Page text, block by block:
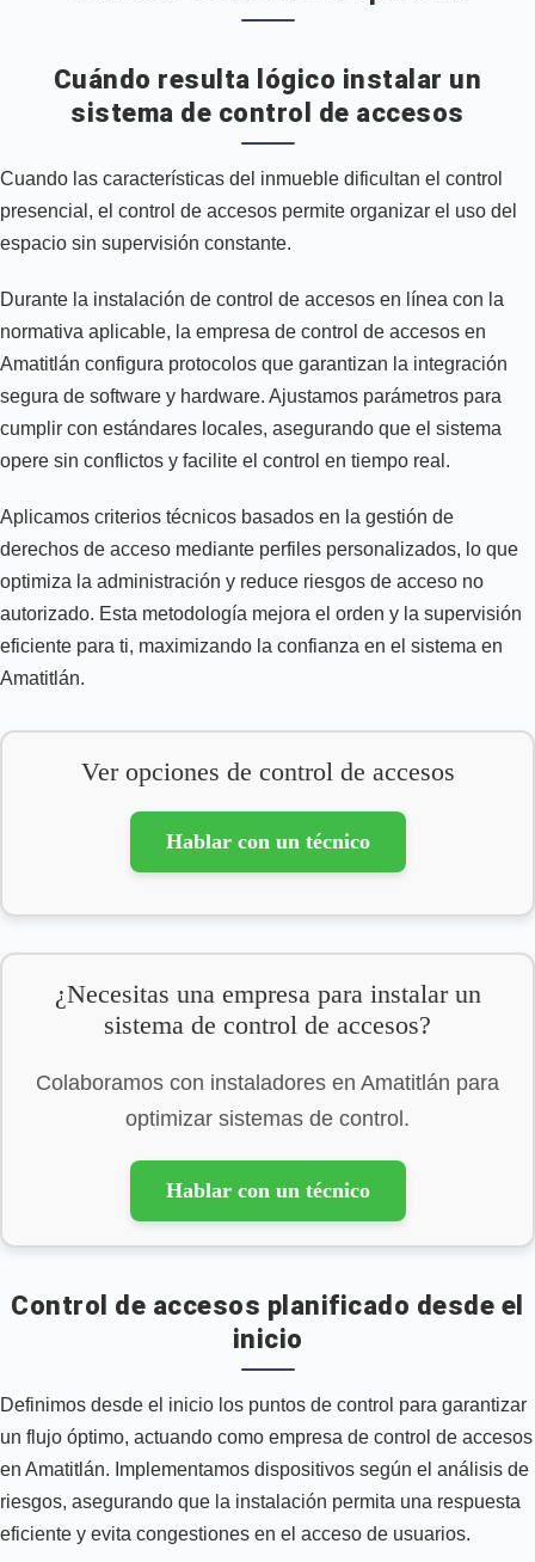
Cuándo resulta lógico instalar un
sistema de control de accesos
Cuando las características del inmueble dificultan el control
presencial, el control de accesos permite organizar el uso del
espacio sin supervisión constante.
Durante la instalación de control de accesos en línea con la
normativa aplicable, la empresa de control de accesos en
Amatitlán configura protocolos que garantizan la integración
segura de software y hardware. Ajustamos parámetros para
cumplir con estándares locales, asegurando que el sistema
opere sin conflictos y facilite el control en tiempo real.
Aplicamos criterios técnicos basados en la gestión de
derechos de acceso mediante perfiles personalizados, lo que
optimiza la administración y reduce riesgos de acceso no
autorizado. Esta metodología mejora el orden y la supervisión
eficiente para ti, maximizando la confianza en el sistema en
Amatitlán.
Ver opciones de control de accesos
Hablar con un técnico
¿Necesitas una empresa para instalar un
sistema de control de accesos?
Colaboramos con instaladores en Amatitlán para
optimizar sistemas de control.
Hablar con un técnico
Control de accesos planificado desde el
inicio
Definimos desde el inicio los puntos de control para garantizar
un flujo óptimo, actuando como empresa de control de accesos
en Amatitlán. Implementamos dispositivos según el análisis de
riesgos, asegurando que la instalación permita una respuesta
eficiente y evita congestiones en el acceso de usuarios.